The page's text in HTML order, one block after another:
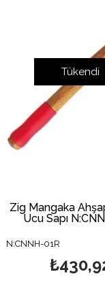
Tükendi
Zig Mangaka
Ucu Sapı
N:CNNH-01R